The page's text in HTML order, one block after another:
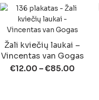
Žali kviečių laukai –
Vincentas van Gogas
€12.00 –€85.00